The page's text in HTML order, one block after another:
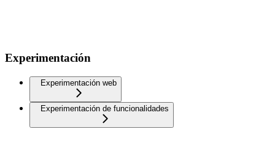
Experimentación
Experimentación web
Experimentación de funcionalidades